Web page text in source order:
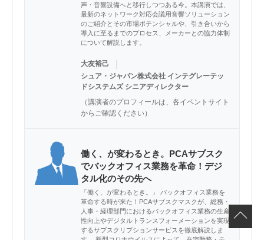
声・音響設備へと移行しつつある今。本講演では、
最新のネットワーク対応会議用音響ソリューション
のご紹介とその市場ポテンシャルや、引き合いから
導入に至るまでのプロセス、メーカーとの協力体制
について解説します。
大友裕己
シュア・ジャパン株式会社 インテグレーテッ
ドシステムズ シニアディレクター
（講演者のプロフィールは、各イベントサイト
からご確認ください）
働く、が変わるとき。PCAサブスク
でバックオフィス業務を革命！デジ
タル化のその先へ
「働く、が変わるとき。」 バックオフィス業務を
革命する時が来た！PCAサブスクマスクが、総務・
人事・経理部門におけるバックオフィス業務の生産
性向上やデジタルトランスフォーメーションを実現
するサブスクリプションサービスを徹底解説しま